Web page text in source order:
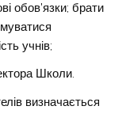
обов’язки; брати
учнів;
Школи.
визначається